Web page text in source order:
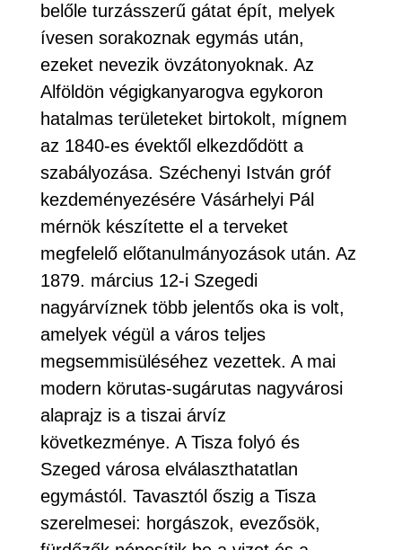
belőle turzásszerű gátat épít, melyek
ívesen sorakoznak egymás után,
ezeket nevezik övzátonyoknak. Az
Alföldön végigkanyarogva egykoron
hatalmas területeket birtokolt, mígnem
az 1840-es évektől elkezdődött a
szabályozása. Széchenyi István gróf
kezdeményezésére Vásárhelyi Pál
mérnök készítette el a terveket
megfelelő előtanulmányozások után. Az
1879. március 12-i Szegedi
nagyárvíznek több jelentős oka is volt,
amelyek végül a város teljes
megsemmisüléséhez vezettek. A mai
modern körutas-sugárutas nagyvárosi
alaprajz is a tiszai árvíz
következménye. A Tisza folyó és
Szeged városa elválaszthatatlan
egymástól. Tavasztól őszig a Tisza
szerelmesei: horgászok, evezősök,